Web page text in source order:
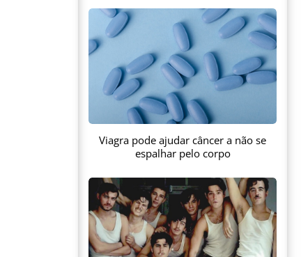
Viagra pode ajudar câncer a não se
espalhar pelo corpo